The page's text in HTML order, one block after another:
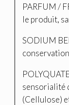
PARFUM /
le produit,
SODIUM
sensorialité
(Cellulose)